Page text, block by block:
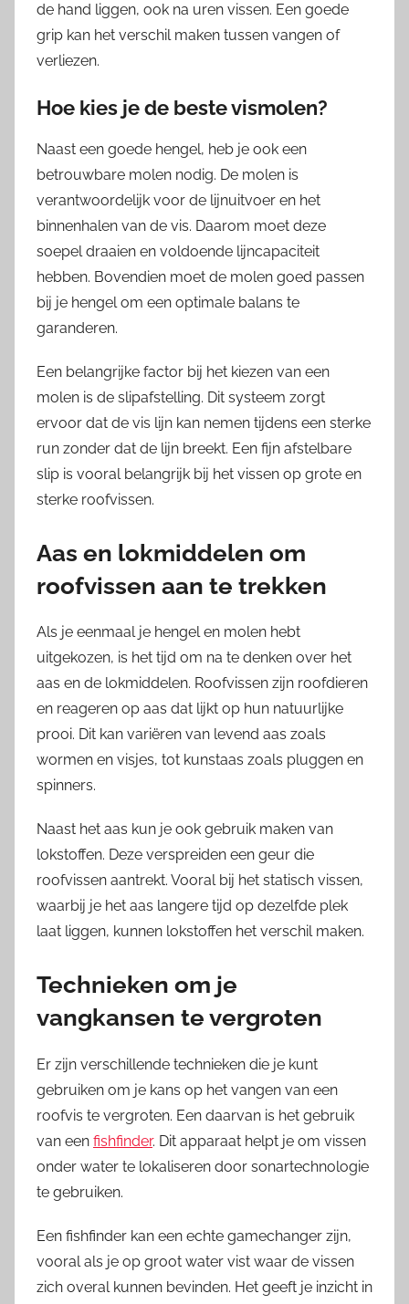
de hand liggen, ook na uren vissen. Een goede
grip kan het verschil maken tussen vangen of
verliezen.
Hoe kies je de beste vismolen?
Naast een goede hengel, heb je ook een
betrouwbare molen nodig. De molen is
verantwoordelijk voor de lijnuitvoer en het
binnenhalen van de vis. Daarom moet deze
soepel draaien en voldoende lijncapaciteit
hebben. Bovendien moet de molen goed passen
bij je hengel om een optimale balans te
garanderen.
Een belangrijke factor bij het kiezen van een
molen is de slipafstelling. Dit systeem zorgt
ervoor dat de vis lijn kan nemen tijdens een sterke
run zonder dat de lijn breekt. Een fijn afstelbare
slip is vooral belangrijk bij het vissen op grote en
sterke roofvissen.
Aas en lokmiddelen om
roofvissen aan te trekken
Als je eenmaal je hengel en molen hebt
uitgekozen, is het tijd om na te denken over het
aas en de lokmiddelen. Roofvissen zijn roofdieren
en reageren op aas dat lijkt op hun natuurlijke
prooi. Dit kan variëren van levend aas zoals
wormen en visjes, tot kunstaas zoals pluggen en
spinners.
Naast het aas kun je ook gebruik maken van
lokstoffen. Deze verspreiden een geur die
roofvissen aantrekt. Vooral bij het statisch vissen,
waarbij je het aas langere tijd op dezelfde plek
laat liggen, kunnen lokstoffen het verschil maken.
Technieken om je
vangkansen te vergroten
Er zijn verschillende technieken die je kunt
gebruiken om je kans op het vangen van een
roofvis te vergroten. Een daarvan is het gebruik
van een fishfinder. Dit apparaat helpt je om vissen
onder water te lokaliseren door sonartechnologie
te gebruiken.
Een fishfinder kan een echte gamechanger zijn,
vooral als je op groot water vist waar de vissen
zich overal kunnen bevinden. Het geeft je inzicht in